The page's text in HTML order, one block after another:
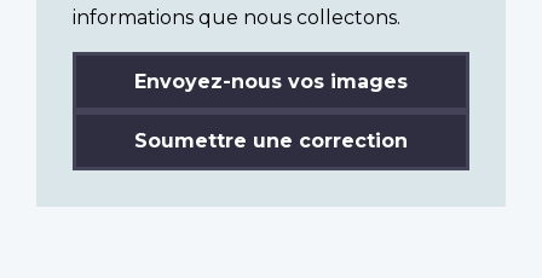
informations que nous collectons.
Envoyez-nous vos images
Soumettre une correction